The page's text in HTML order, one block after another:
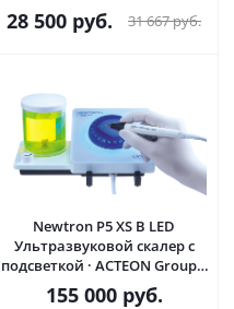
28 500 руб. 31 667руб.
Newtron P5 XS B LED
Ультразвуковой скалер с
подсветкой · ACTEON Group |
Satelec
155 000руб.